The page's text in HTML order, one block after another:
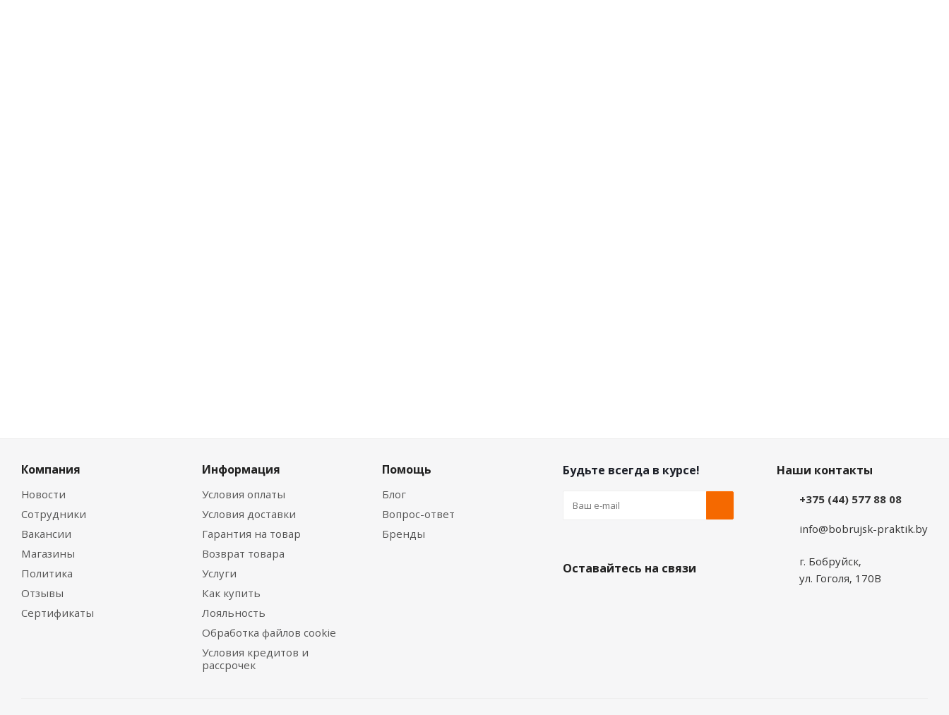
Компания
Новости
Сотрудники
Вакансии
Магазины
Политика
Отзывы
Сертификаты
Информация
Условия оплаты
Условия доставки
Гарантия на товар
Возврат товара
Услуги
Как купить
Лояльность
Обработка файлов cookie
Условия кредитов и
рассрочек
Помощь
Блог
Вопрос-ответ
Бренды
Будьте всегда в курсе!
Оставайтесь на связи
Наши контакты
+375 (44) 577 88 08
info@bobrujsk-praktik.by
г. Бобруйск,
ул. Гоголя, 170В